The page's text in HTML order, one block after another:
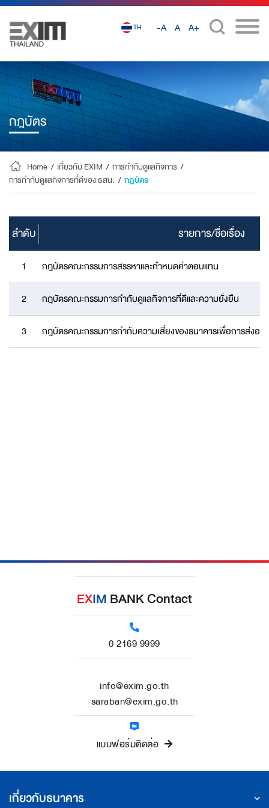
TH -A A A+
กฎบัตร
Home / เกี่ยวกับ EXIM / การกำกับดูแลกิจการ /
การกำกับดูแลกิจการที่ดีของ ธสน. / กฎบัตร
ลำดับ รายการ/ชื่อเรื่อง
1 กฎบัตรคณะกรรมการสรรหาและกำหนดค่าตอบแทน
2 กฎบัตรคณะกรรมการกำกับดูแลกิจการที่ดีและความยั่งยืน
3 กฎบัตรคณะกรรมการกำกับความเสี่ยงของธนาคารเพื่อการส่งออก
EXIMBANK Contact
0 2169 9999
info@exim.go.th
saraban@exim.go.th
แบบฟอร์มติดต่อ
เกี่ยวกับธนาคาร